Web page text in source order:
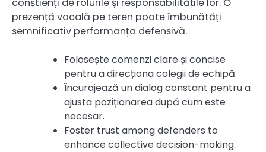
prezență vocală pe teren poate îmbunătăți
semnificativ performanța defensivă.
Folosește comenzi clare și concise
pentru a direcționa colegii de echipă.
Încurajează un dialog constant pentru a
ajusta poziționarea după cum este
necesar.
Foster trust among defenders to
enhance collective decision-making.